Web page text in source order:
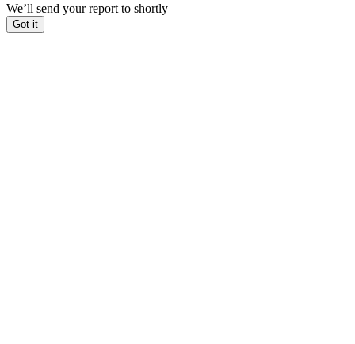
We’ll send your report to shortly
Got it